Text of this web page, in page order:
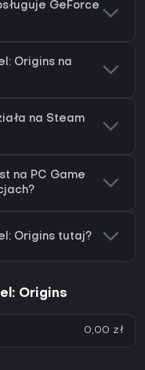
GeForce
Origins na
na Steam
na PC Game
Origins tutaj?
Origins
0,00 zł